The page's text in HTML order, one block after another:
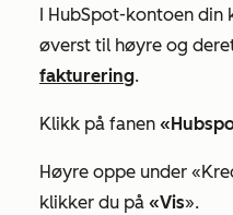
I HubSpot-kontoen din
øverst til høyre og
fakturering.
Klikk på fanen
Høyre oppe under
klikker du på «Vis».